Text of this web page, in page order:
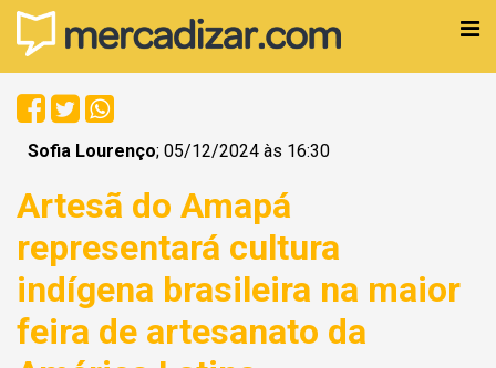
Sofia Lourenço; 05/12/2024 às 16:30
Artesã do Amapá
representará cultura
indígena brasileira na maior
feira de artesanato da